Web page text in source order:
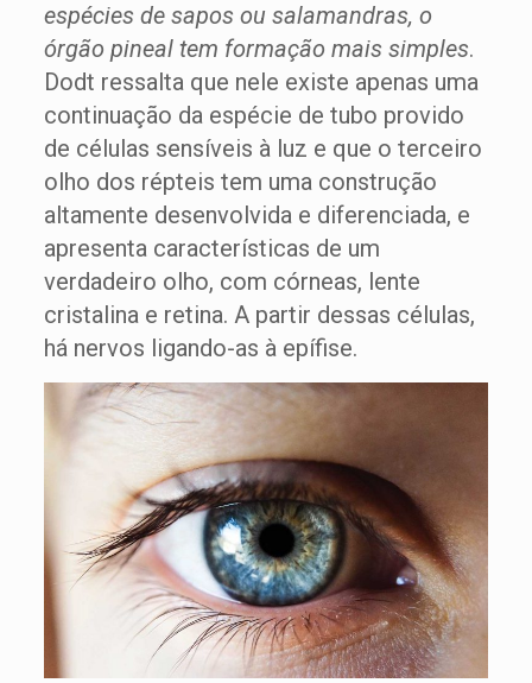
espécies de sapos ou salamandras, o
órgão pineal tem formação mais simples.
Dodt ressalta que nele existe apenas uma
continuação da espécie de tubo provido
de células sensíveis à luz e que o terceiro
olho dos répteis tem uma construção
altamente desenvolvida e diferenciada, e
apresenta características de um
verdadeiro olho, com córneas, lente
cristalina e retina. A partir dessas células,
há nervos ligando-as à epífise.